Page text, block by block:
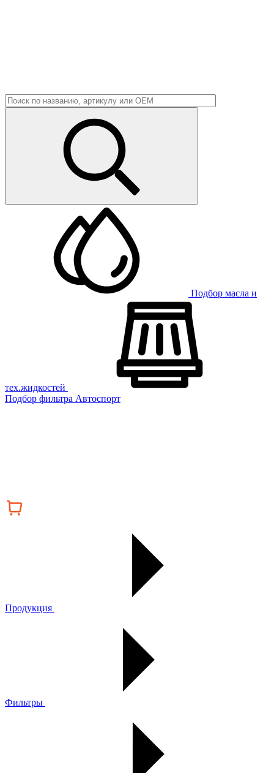
Подбор масла и
тех.жидкостей
Подбор фильтра Автоспорт
Продукция
Фильтры